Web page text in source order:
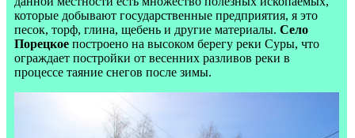
которые добывают государственные предприятия, я это
песок, торф, глина, щебень и другие материалы. Село
Порецкое построено на высоком берегу реки Суры, что
ограждает постройки от весенних разливов реки в
процессе таяние снегов после зимы.